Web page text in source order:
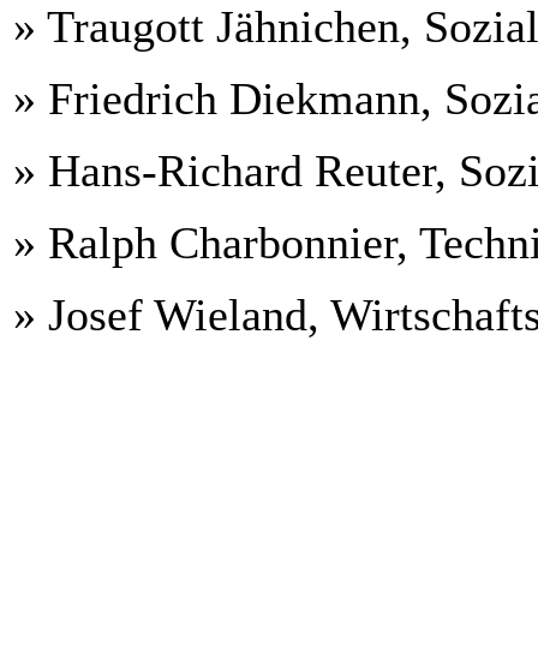
» Traugott Jähnichen,
» Friedrich Diekmann,
» Hans-Richard Reuter,
» Ralph Charbonnier,
» Josef Wieland,